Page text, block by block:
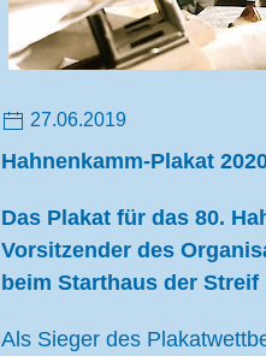
27.06.2019
Hahnenkamm-Plakat
Das Plakat für das 80.
Vorsitzender des
beim Starthaus der
Als Sieger des